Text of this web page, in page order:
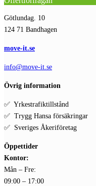
Götlundag. 10
124 71 Bandhagen
move-it.se
info@move-it.se
Övrig information
✅ Yrkestrafiktillstånd
✅ Trygg Hansa försäkringar
✅ Sveriges Åkeriföretag
Öppettider
Kontor:
Mån – Fre:
09:00 – 17:00